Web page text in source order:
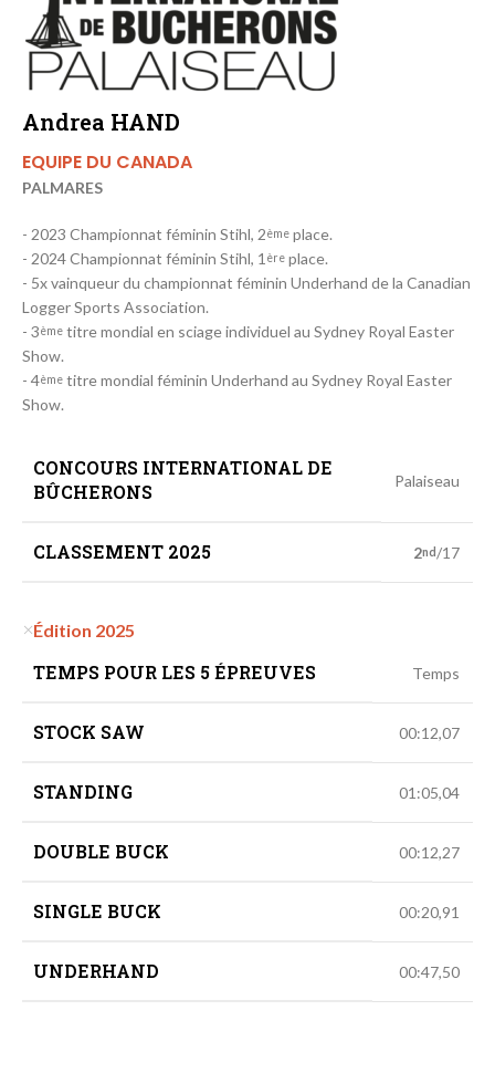
Andrea HAND
EQUIPE DU CANADA
PALMARES
- 2023 Championnat féminin Stihl, 2ème place.
- 2024 Championnat féminin Stihl, 1 ère place.
- 5x vainqueur du championnat féminin Underhand de la Canadian
Logger Sports Association.
- 3ème titre mondial en sciage individuel au Sydney Royal Easter
Show.
- 4ème titre mondial féminin Underhand au Sydney Royal Easter
Show.
CONCOURS INTERNATIONAL DE
BÛCHERONS
Palaiseau
CLASSEMENT 2025 2nd/17
Édition 2025
TEMPS POUR LES 5 ÉPREUVES Temps
STOCK SAW 00:12,07
STANDING 01:05,04
DOUBLE BUCK 00:12,27
SINGLE BUCK 00:20,91
UNDERHAND 00:47,50